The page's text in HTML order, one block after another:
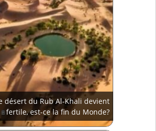
désert du Rub Al-Khali devient
fertile, est-ce la fin du Monde?